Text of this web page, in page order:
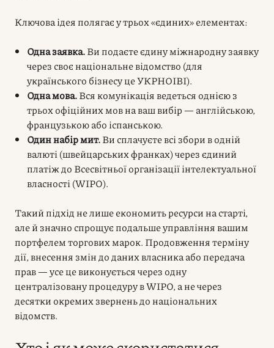
Ключова ідея полягає у трьох «єдиних» елементах:
Одна заявка.Ви подаєте єдину міжнародну заявку
через своє національне відомство (для
українського бізнесу це УКРНОІВІ).
Одна мова.Вся комунікація ведеться однією з
трьох офіційних мов на ваш вибір — англійською,
французькою або іспанською.
Один набір мит.Ви сплачуєте всі збори в одній
валюті (швейцарських франках) через єдиний
платіж до Всесвітньої організації інтелектуальної
власності (WIPO).
Такий підхід не лише економить ресурси на старті,
але й значно спрощує подальше управління вашим
портфелем торгових марок. Продовження терміну
дії, внесення змін до даних власника або передача
прав — усе це виконується через одну
централізовану процедуру в WIPO, а не через
десятки окремих звернень до національних
відомств.